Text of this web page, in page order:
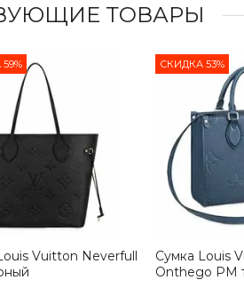
ТОВАРЫ
Vuitton Neverfull
СКИДКА 53%
Сумка Louis
Onthego PM